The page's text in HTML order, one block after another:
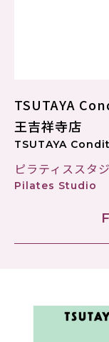
TSUTAYA
王吉祥寺店
TSUTAYA
ピラティススタ
Pilates Studio